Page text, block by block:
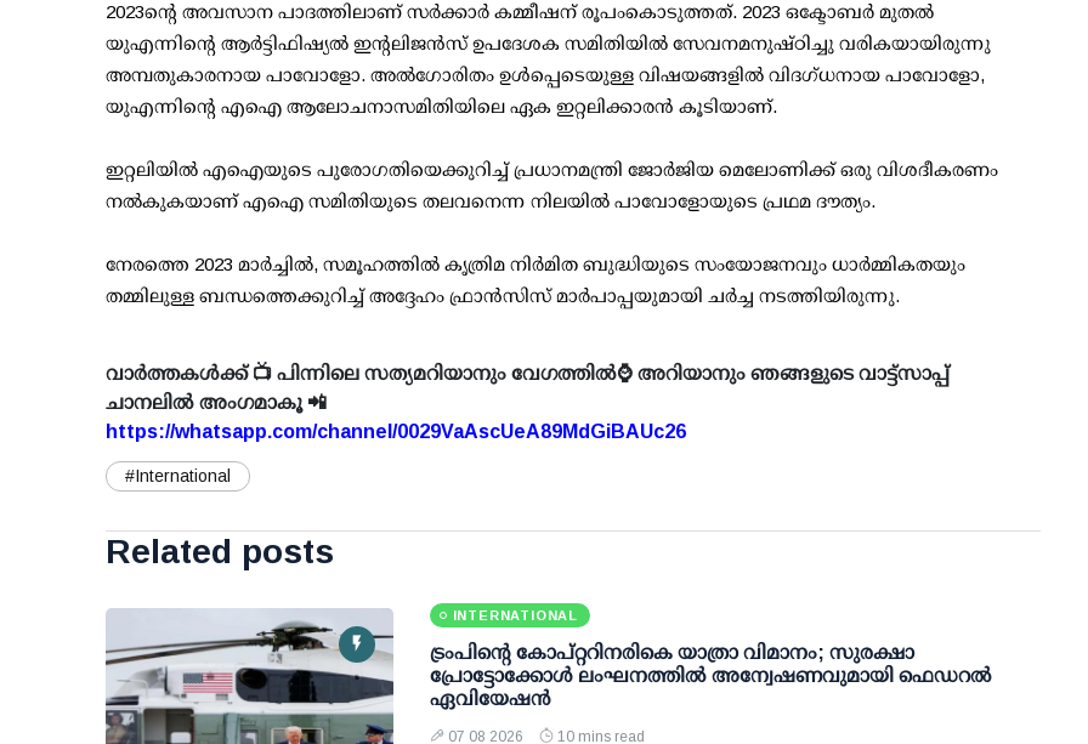
2023ന്റെ അവസാന പാദത്തിലാണ് സര്‍ക്കാര്‍ കമ്മീഷന് രൂപംകൊടുത്തത്. 2023 ഒക്ടോബര്‍ മുതല്‍
യുഎന്നിന്റെ ആര്‍ട്ടിഫിഷ്യല്‍ ഇന്റലിജന്‍സ് ഉപദേശക സമിതിയില്‍ സേവനമനുഷ്ഠിച്ചു വരികയായിരുന്നു
അമ്പതുകാരനായ പാവോളോ. അല്‍ഗോരിതം ഉള്‍പ്പെടെയുള്ള വിഷയങ്ങളില്‍ വിദഗ്ധനായ പാവോളോ,
യുഎന്നിന്റെ എഐ ആലോചനാസമിതിയിലെ ഏക ഇറ്റലിക്കാരന്‍ കൂടിയാണ്.
ഇറ്റലിയില്‍ എഐയുടെ പുരോഗതിയെക്കുറിച്ച് പ്രധാനമന്ത്രി ജോര്‍ജിയ മെലോണിക്ക് ഒരു വിശദീകരണം
നല്‍കുകയാണ് എഐ സമിതിയുടെ തലവനെന്ന നിലയില്‍ പാവോളോയുടെ പ്രഥമ ദൗത്യം.
നേരത്തെ 2023 മാര്‍ച്ചില്‍, സമൂഹത്തില്‍ കൃത്രിമ നിര്‍മിത ബുദ്ധിയുടെ സംയോജനവും ധാര്‍മ്മികതയും
തമ്മിലുള്ള ബന്ധത്തെക്കുറിച്ച് അദ്ദേഹം ഫ്രാന്‍സിസ് മാര്‍പാപ്പയുമായി ചര്‍ച്ച നടത്തിയിരുന്നു.
വാർത്തകൾക്ക് 📺 പിന്നിലെ സത്യമറിയാനും വേഗത്തിൽ⌚ അറിയാനും ഞങ്ങളുടെ വാട്ട്സാപ്പ്
ചാനലിൽ അംഗമാകൂ 📲
https://whatsapp.com/channel/0029VaAscUeA89MdGiBAUc26
#International
Related posts
INTERNATIONAL
ട്രംപിന്റെ കോപ്റ്ററിനരികെ യാത്രാ വിമാനം; സുരക്ഷാ
പ്രോട്ടോക്കോള്‍ ലംഘനത്തില്‍ അന്വേഷണവുമായി ഫെഡറല്‍
ഏവിയേഷന്‍
07 08 2026 10 mins read